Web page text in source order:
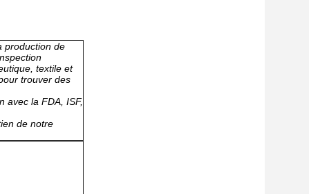
production de
textile et
trouver des
avec la FDA, ISF,
de notre